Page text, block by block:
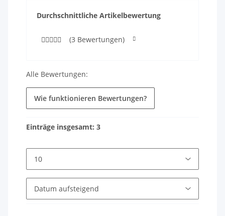
Durchschnittliche Artikelbewertung
(3 Bewertungen)
Alle Bewertungen:
Wie funktionieren Bewertungen?
Einträge insgesamt: 3